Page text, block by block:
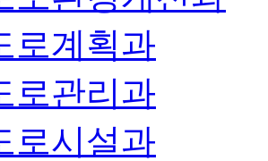
로계획과
로관리과
로시설과